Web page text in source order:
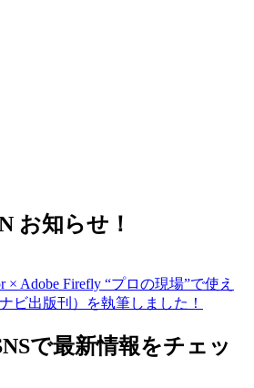
お知らせ！
× Adobe Firefly “プロの現場”で使え
ビ出版刊）を執筆しました！
で最新情報をチェッ